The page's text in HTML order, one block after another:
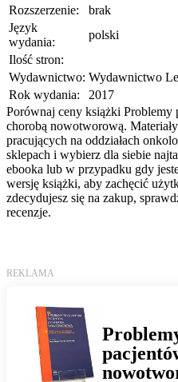
Rozszerzenie:
brak
Język
wydania:
polski
Ilość stron:
Wydawnictwo: Wydawnictwo
Rok wydania:
2017
Porównaj ceny książki Problemy
chorobą nowotworową.
pracujących na oddziałach
sklepach i wybierz dla siebie
ebooka lub w przypadku gdy
wersję książki, aby zachęcić
zdecydujesz się na zakup,
recenzje.